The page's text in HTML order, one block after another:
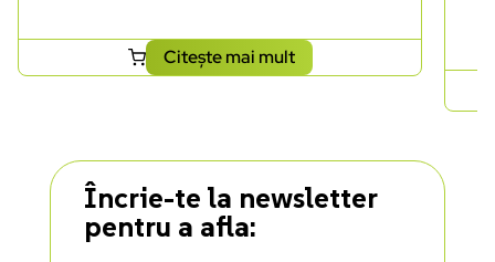
Citește mai mult
Încrie-te la newsletter
pentru a afla: